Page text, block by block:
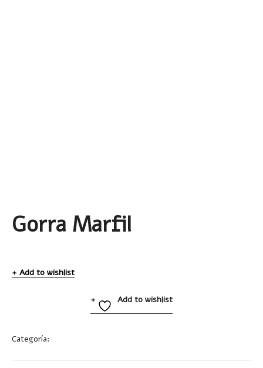
Gorra Marfil
Add to wishlist
Add to wishlist
Categoría: